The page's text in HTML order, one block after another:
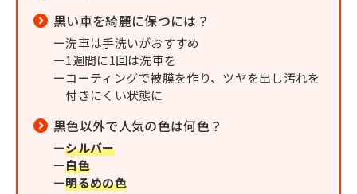
黒い車を綺麗に保つには？
洗車は手洗いがおすすめ
1週間に1回は洗車を
コーティングで被膜を作り、ツヤを出し汚れを
付きにくい状態に
黒色以外で人気の色は何色？
シルバー
白色
明るめの色